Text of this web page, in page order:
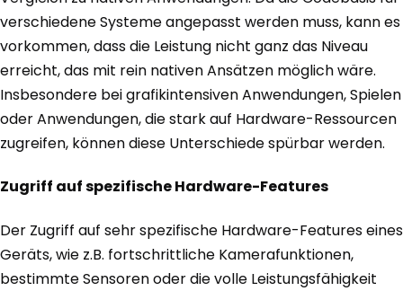
verschiedene Systeme angepasst werden muss, kann es
vorkommen, dass die Leistung nicht ganz das Niveau
erreicht, das mit rein nativen Ansätzen möglich wäre.
Insbesondere bei grafikintensiven Anwendungen, Spielen
oder Anwendungen, die stark auf Hardware-Ressourcen
zugreifen, können diese Unterschiede spürbar werden.
Zugriff auf spezifische Hardware-Features
Der Zugriff auf sehr spezifische Hardware-Features eines
Geräts, wie z.B. fortschrittliche Kamerafunktionen,
bestimmte Sensoren oder die volle Leistungsfähigkeit